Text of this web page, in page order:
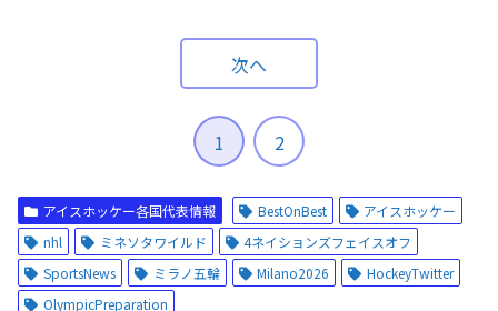
次へ
1 2
アイスホッケー各国代表情報 BestOnBest
アイスホッケー
nhl
ミネソタワイルド
4ネイションズフェイスオフ
SportsNews
ミラノ五輪 Milano2026
HockeyTwitter
OlympicPreparation